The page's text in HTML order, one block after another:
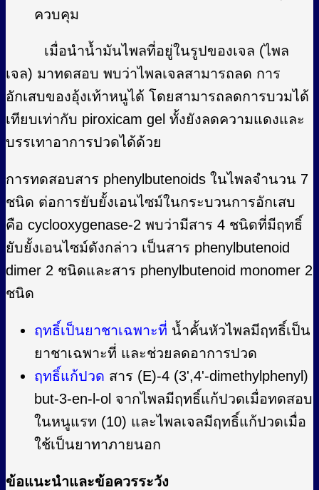
ควบคุม
เมื่อนำน้ำมันไพลที่อยู่ในรูปของเจล (ไพล
เจล) มาทดสอบ พบว่าไพลเจลสามารถลด การ
อักเสบของอุ้งเท้าหนูได้ โดยสามารถลดการบวมได้
เทียบเท่ากับ piroxicam gel ทั้งยังลดความแดงและ
บรรเทาอาการปวดได้ด้วย
การทดสอบสาร phenylbutenoids ในไพลจำนวน 7
ชนิด ต่อการยับยั้งเอนไซม์ในกระบวนการอักเสบ
คือ cyclooxygenase-2 พบว่ามีสาร 4 ชนิดที่มีฤทธิ์
ยับยั้งเอนไซม์ดังกล่าว เป็นสาร phenylbutenoid
dimer 2 ชนิดและสาร phenylbutenoid monomer 2
ชนิด
ฤทธิ์เป็นยาชาเฉพาะที่ น้ำคั้นหัวไพลมีฤทธิ์เป็น
ยาชาเฉพาะที่ และช่วยลดอาการปวด
ฤทธิ์แก้ปวด สาร (E)-4 (3',4'-dimethylphenyl)
but-3-en-l-ol จากไพลมีฤทธิ์แก้ปวดเมื่อทดสอบ
ในหนูแรท (10) และไพลเจลมีฤทธิ์แก้ปวดเมื่อ
ใช้เป็นยาทาภายนอก
ข้อแนะนำและข้อควรระวัง